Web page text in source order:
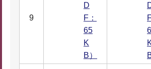
9
D
F：
65
K
B）